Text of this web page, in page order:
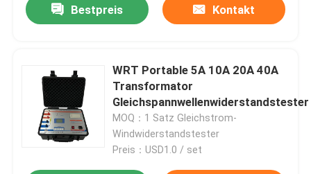
Bestpreis Kontakt
WRT Portable 5A 10A 20A 40A
Transformator
Gleichspannwellenwiderstandstester
MOQ：1 Satz Gleichstrom-
Windwiderstandstester
Preis：USD1.0 / set